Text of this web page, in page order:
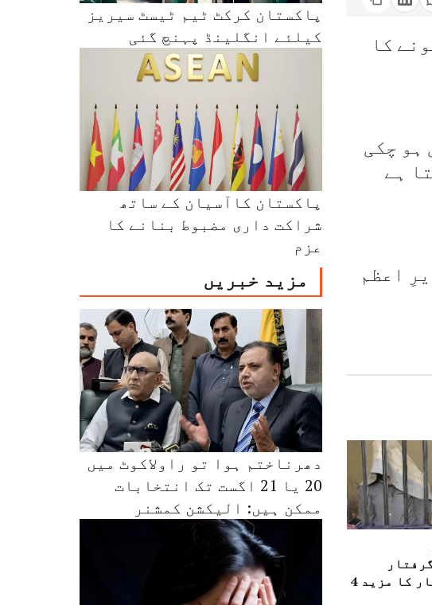
کا
15 فیصد تک کمی ہو چکی
سکتا ہے
اعظم
پولیس اہلکار کا مزید 4
پاکستان کرکٹ ٹیم ٹیسٹ سیریز
کیلئے انگلینڈ پہنچ گئی
پاکستان کاآسیان کے ساتھ
شراکت داری مضبوط بنانے کا
عزم
مزید خبریں
دھرناختم ہوا تو راولاکوٹ میں
20 یا 21 اگست تک انتخابات
ممکن ہیں: الیکشن کمشنر